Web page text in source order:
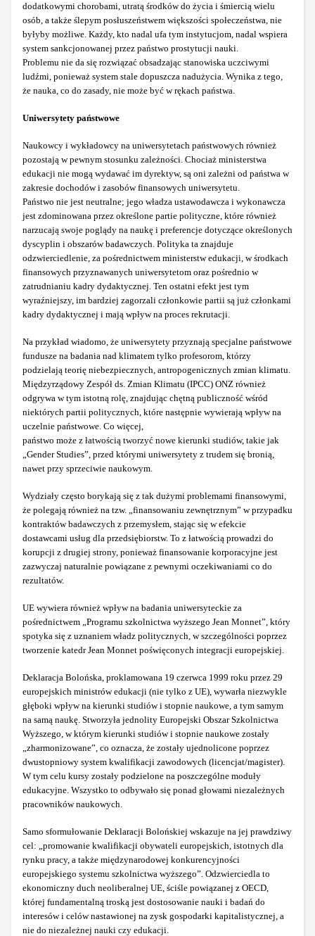
dodatkowymi chorobami, utratą środków do życia i śmiercią wielu
osób, a także ślepym posłuszeństwem większości społeczeństwa, nie
byłyby możliwe. Każdy, kto nadal ufa tym instytucjom, nadal wspiera
system sankcjonowanej przez państwo prostytucji nauki.
Problemu nie da się rozwiązać obsadzając stanowiska uczciwymi
ludźmi, ponieważ system stale dopuszcza nadużycia. Wynika z tego,
że nauka, co do zasady, nie może być w rękach państwa.
Uniwersytety państwowe
Naukowcy i wykładowcy na uniwersytetach państwowych również
pozostają w pewnym stosunku zależności. Chociaż ministerstwa
edukacji nie mogą wydawać im dyrektyw, są oni zależni od państwa w
zakresie dochodów i zasobów finansowych uniwersytetu.
Państwo nie jest neutralne; jego władza ustawodawcza i wykonawcza
jest zdominowana przez określone partie polityczne, które również
narzucają swoje poglądy na naukę i preferencje dotyczące określonych
dyscyplin i obszarów badawczych. Polityka ta znajduje
odzwierciedlenie, za pośrednictwem ministerstw edukacji, w środkach
finansowych przyznawanych uniwersytetom oraz pośrednio w
zatrudnianiu kadry dydaktycznej. Ten ostatni efekt jest tym
wyraźniejszy, im bardziej zagorzali członkowie partii są już członkami
kadry dydaktycznej i mają wpływ na proces rekrutacji.
Na przykład wiadomo, że uniwersytety przyznają specjalne państwowe
fundusze na badania nad klimatem tylko profesorom, którzy
podzielają teorię niebezpiecznych, antropogenicznych zmian klimatu.
Międzyrządowy Zespół ds. Zmian Klimatu (IPCC) ONZ również
odgrywa w tym istotną rolę, znajdując chętną publiczność wśród
niektórych partii politycznych, które następnie wywierają wpływ na
uczelnie państwowe. Co więcej,
państwo może z łatwością tworzyć nowe kierunki studiów, takie jak
„Gender Studies”, przed którymi uniwersytety z trudem się bronią,
nawet przy sprzeciwie naukowym.
Wydziały często borykają się z tak dużymi problemami finansowymi,
że polegają również na tzw. „finansowaniu zewnętrznym” w przypadku
kontraktów badawczych z przemysłem, stając się w efekcie
dostawcami usług dla przedsiębiorstw. To z łatwością prowadzi do
korupcji z drugiej strony, ponieważ finansowanie korporacyjne jest
zazwyczaj naturalnie powiązane z pewnymi oczekiwaniami co do
rezultatów.
UE wywiera również wpływ na badania uniwersyteckie za
pośrednictwem „Programu szkolnictwa wyższego Jean Monnet”, który
spotyka się z uznaniem władz politycznych, w szczególności poprzez
tworzenie katedr Jean Monnet poświęconych integracji europejskiej.
Deklaracja Bolońska, proklamowana 19 czerwca 1999 roku przez 29
europejskich ministrów edukacji (nie tylko z UE), wywarła niezwykle
głęboki wpływ na kierunki studiów i stopnie naukowe, a tym samym
na samą naukę. Stworzyła jednolity Europejski Obszar Szkolnictwa
Wyższego, w którym kierunki studiów i stopnie naukowe zostały
„zharmonizowane”, co oznacza, że zostały ujednolicone poprzez
dwustopniowy system kwalifikacji zawodowych (licencjat/magister).
W tym celu kursy zostały podzielone na poszczególne moduły
edukacyjne. Wszystko to odbywało się ponad głowami niezależnych
pracowników naukowych.
Samo sformułowanie Deklaracji Bolońskiej wskazuje na jej prawdziwy
cel: „promowanie kwalifikacji obywateli europejskich, istotnych dla
rynku pracy, a także międzynarodowej konkurencyjności
europejskiego systemu szkolnictwa wyższego”. Odzwierciedla to
ekonomiczny duch neoliberalnej UE, ściśle powiązanej z OECD,
której fundamentalną troską jest dostosowanie nauki i badań do
interesów i celów nastawionej na zysk gospodarki kapitalistycznej, a
nie do niezależnej nauki czy edukacji.